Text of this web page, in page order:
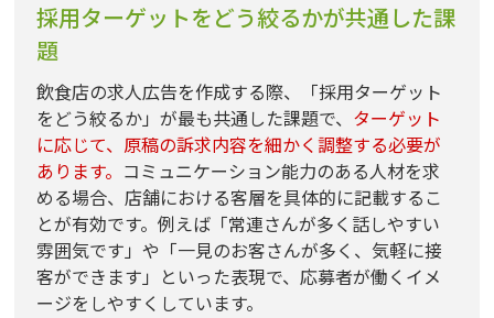
採用ターゲットをどう絞るかが共通した課
題
飲食店の求人広告を作成する際、「採用ターゲット
をどう絞るか」が最も共通した課題で、 ターゲット
に応じて、原稿の訴求内容を細かく調整する必要が
あります。 コミュニケーション能力のある人材を求
める場合、店舗における客層を具体的に記載するこ
とが有効です。例えば「常連さんが多く話しやすい
雰囲気です」や「一見のお客さんが多く、気軽に接
客ができます」といった表現で、応募者が働くイメ
ージをしやすくしています。